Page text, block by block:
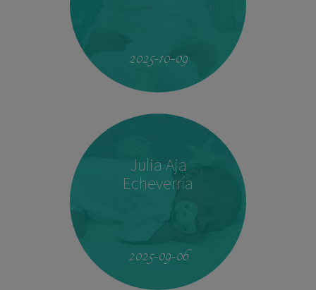
2025-10-09
Julia Aja
Echeverría
2025-09-06